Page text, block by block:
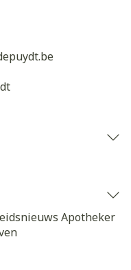
Apotheker